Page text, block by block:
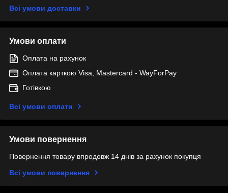
Всі умови доставки
Умови оплати
Оплата на рахунок
Оплата карткою Visa, Mastercard - WayForPay
Готівкою
Всі умови оплати
Умови повернення
Повернення товару впродовж 14 днів за рахунок покупця
Всі умови повернення